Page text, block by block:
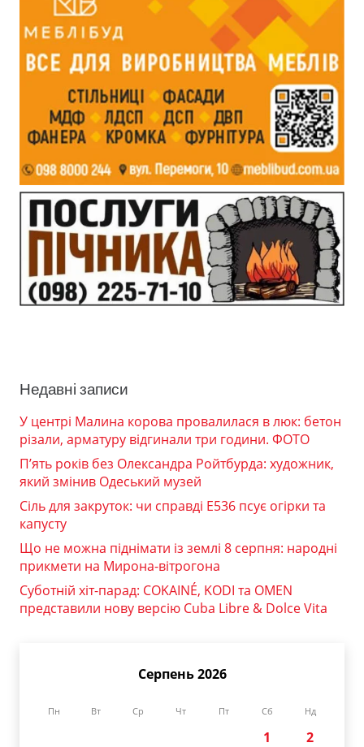
Недавні записи
У центрі Малина корова провалилася в люк: бетон
різали, арматуру відгинали три години. ФОТО
П’ять років без Олександра Ройтбурда: художник,
який змінив Одеський музей
Сіль для закруток: чи справді Е536 псує огірки та
капусту
Що не можна піднімати із землі 8 серпня: народні
прикмети на Мирона-вітрогона
Суботній хіт-парад: COKAINÉ, KODI та OMEN
представили нову версію Cuba Libre & Dolce Vita
Серпень 2026
Пн Вт Ср Чт Пт Сб Нд
1
2